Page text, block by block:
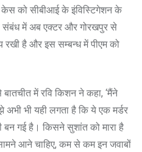
को सीबीआई के इंविस्टिगेशन के
संबंध में अब एक्टर और गोरखपुर से
रखी है और इस सम्बन्ध में पीएम को
में रवि किशन ने कहा, ‘मैंने
अभी भी यही लगता है कि ये एक मर्डर
बन गई है। किसने सुशांत को मारा है
आने चाहिए, कम से कम इन जवाबों